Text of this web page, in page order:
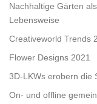
Nachhaltige Gärten
Lebensweise
Creativeworld Trends
Flower Designs 2021
3D-LKWs erobern die
On- und offline